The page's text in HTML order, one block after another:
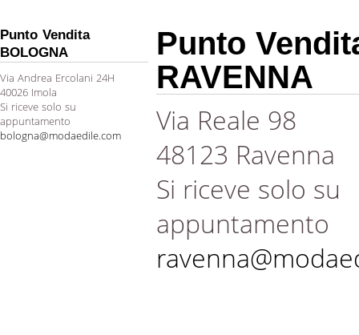
Punto Vendita
BOLOGNA
Via Andrea Ercolani 24H
40026 Imola
Si riceve solo su
appuntamento
bologna@modaedile.com
Punto
RAVENNA
Via Reale 98
48123 Ravenna
Si riceve solo su
appuntamento